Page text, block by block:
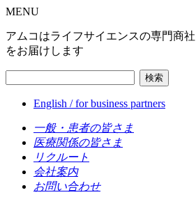
MENU
アムコはライフサイエンスの専門商
をお届けします
検索
English / for business partners
一般・患者の皆さま
医療関係の皆さま
リクルート
会社案内
お問い合わせ